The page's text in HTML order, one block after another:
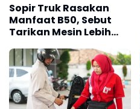
Sopir Truk Rasakan
Manfaat B50, Sebut
Tarikan Mesin Lebih
Mudah Didapat